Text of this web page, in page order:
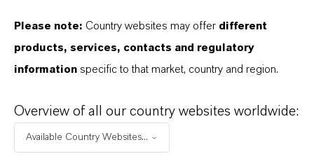
Vorjahreswert von 1,611 Milliarden Euro. Das
EBITDA vor Sondereinflüssen stieg um 28,5
Prozent deutlich von 267 Millionen Euro auf
Sondereinflüssen verbesserte sich von 16,6
Prozent auf 17,3 Prozent.
Please note: Country websites may offer different
products, services, contacts and regulatory
information specific to that market, country and region.
Overview of all our country websites worldwide:
Available Country Websites...